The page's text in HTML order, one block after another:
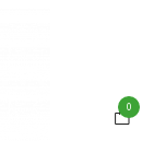
0